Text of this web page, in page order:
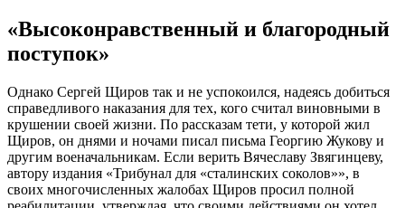
«Высоконравственный и благородный
поступок»
Однако Сергей Щиров так и не успокоился, надеясь добиться
справедливого наказания для тех, кого считал виновными в
крушении своей жизни. По рассказам тети, у которой жил
Щиров, он днями и ночами писал письма Георгию Жукову и
другим военачальникам. Если верить Вячеславу Звягинцеву,
автору издания «Трибунал для «сталинских соколов»», в
своих многочисленных жалобах Щиров просил полной